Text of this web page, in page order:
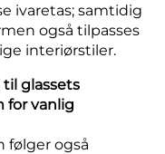
ivaretas; samtidig
også tilpasses
interiørstiler.
til glassets
for vanlig
følger også